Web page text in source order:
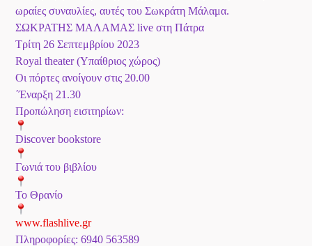
ωραίες συναυλίες, αυτές του Σωκράτη Μάλαμα.
ΣΩΚΡΑΤΗΣ ΜΑΛΑΜΑΣ live στη Πάτρα
Τρίτη 26 Σεπτεμβρίου 2023
Royal theater (Υπαίθριος χώρος)
Οι πόρτες ανοίγουν στις 20.00
΄Έναρξη 21.30
Προπώληση εισιτηρίων:
Discover bookstore
Γωνιά του βιβλίου
Το Θρανίο
www.flashlive.gr
Πληροφορίες: 6940 563589